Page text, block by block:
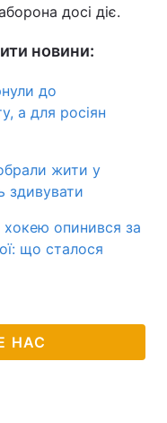
досі діє.
новини:
до
а для росіян
жити у
здивувати
хокею опинився за
що сталося
НАС